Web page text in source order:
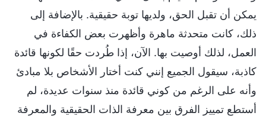
يمكن أن تقبل الحق، ولديها توبة حقيقية. بالإضافة إلى
ذلك، كانت متحدثة ماهرة وأظهرت بعض الكفاءة في
العمل، لذلك أوصيت بها. الآن، إذا طُردت حقًا لكونها قائدة
كاذبة، سيقول الجميع إنني كنت أختار الأشخاص بلا مبادئ
وأنه على الرغم من كوني قائدة منذ سنوات عديدة، لم
أستطع تمييز الفرق بين معرفة الذات الحقيقية والمعرفة